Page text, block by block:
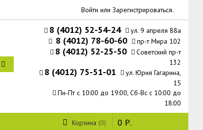
Войти или Зарегистрироваться.
8 (4012) 52-54-24 ул. 9 апреля 88а
8 (4012) 78-60-60 пр-т Мира 102
8 (4012) 52-25-50
Советский пр-т
132
8 (4012) 75-51-01
ул. Юрия Гагарина,
15
Пн-Пт с 10:00 до 19:00, Сб-Вс с 10:00 до
18:00
Корзина 0 0 Р.